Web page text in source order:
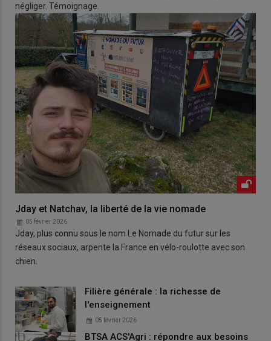
négliger. Témoignage.
Jday et Natchav, la liberté de la vie nomade
05 février 2026
Jday, plus connu sous le nom Le Nomade du futur sur les
réseaux sociaux, arpente la France en vélo-roulotte avec son
chien.
Filière générale : la richesse de
l'enseignement
05 février 2026
BTSA ACS'Agri : répondre aux besoins